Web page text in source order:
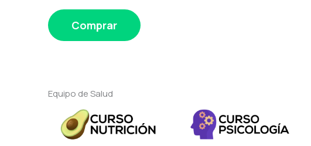
Comprar
Equipo de Salud